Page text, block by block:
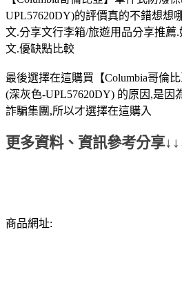
UPL57620DY)的評價真的不錯想想
文.分享文行李箱/旅遊用品分享推薦
文.優缺點比較
最後選擇在這購買【Columbia哥倫
(深灰色-UPL57620DY) 的原因,是因
詐騙集團,所以才選擇在這購入
更多資料、資訊參考分享
商品網址: